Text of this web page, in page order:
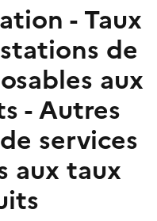
- Taux
de
aux
- Autres
services
aux taux